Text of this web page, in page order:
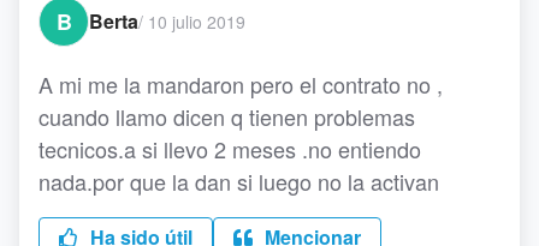
B
Berta/ 10 julio 2019
A mi me la mandaron pero el contrato no ,
cuando llamo dicen q tienen problemas
tecnicos.a si llevo 2 meses .no entiendo
nada.por que la dan si luego no la activan
Ha sido útil Mencionar